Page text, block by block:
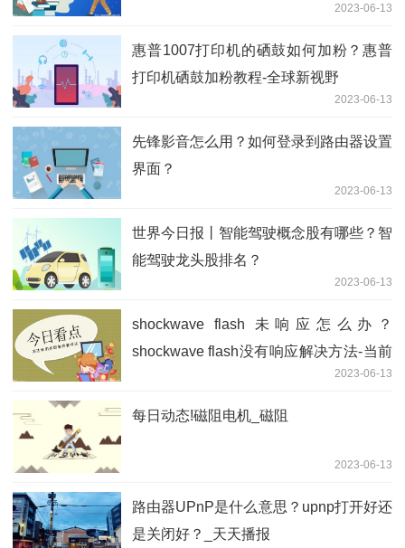
2023-06-13
惠普1007打印机的硒鼓如何加粉？惠普
打印机硒鼓加粉教程-全球新视野
2023-06-13
先锋影音怎么用？如何登录到路由器设置
界面？
2023-06-13
世界今日报丨智能驾驶概念股有哪些？智
能驾驶龙头股排名？
2023-06-13
shockwave flash 未响应怎么办？
shockwave flash没有响应解决方法-当前
2023-06-13
每日动态!磁阻电机_磁阻
2023-06-13
路由器UPnP是什么意思？upnp打开好还
是关闭好？_天天播报